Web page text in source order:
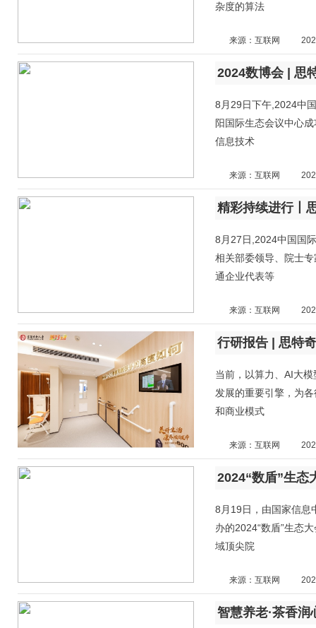
杂度的算法
来源：互联网
8月29日下午,2024中
阳国际生态会议中心
信息技术
来源：互联网
精彩持续进行丨
8月27日,2024中国国
相关部委领导、院士
通企业代表等
来源：互联网
当前，以算力、AI大
发展的重要引擎，为
和商业模式
来源：互联网
8月19日，由国家信息
办的2024“数盾”生态
域顶尖院
来源：互联网
智慧养老·茶香